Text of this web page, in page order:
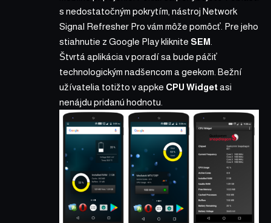
s nedostatočným pokrytím, nástroj Network
Signal Refresher Pro vám môže pomôcť. Pre jeho
stiahnutie z Google Play kliknite SEM
Štvrtá aplikácia v poradí sa bude páčiť
technologickým nadšencom a geekom. Bežní
užívatelia totižto v appke CPU Widgetasi
nenájdu pridanú hodnotu.